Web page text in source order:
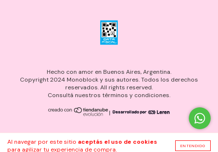
Al navegar por este sitio aceptás el uso de cookies
para agilizar tu experiencia de compra.
ENTENDIDO
Hecho con amor en Buenos Aires, Argentina.
Copyright 2024 Monoblock y sus autores. Todos los derechos
reservados. All rights reserved.
Consultá nuestros términos y condiciones.
|